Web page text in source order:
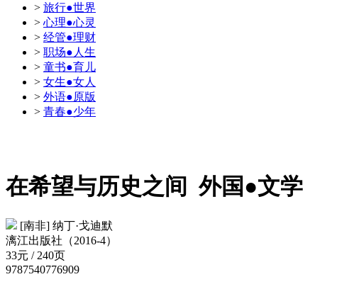
> 旅行●世界
> 心理●心灵
> 经管●理财
> 职场●人生
> 童书●育儿
> 女生●女人
> 外语●原版
> 青春●少年
在希望与历史之间外国●文学
[南非] 纳丁·戈迪默
漓江出版社（2016-4）
33元 / 240页
9787540776909